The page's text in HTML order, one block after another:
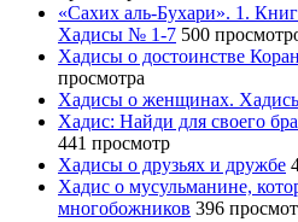
«Сахих аль-Бухари». 1.
Хадисы № 1-7 500
Хадисы о достоинстве
просмотра
Хадисы о женщинах.
Хадис: Найди для своего
441 просмотр
Хадисы о друзьях и дружбе
Хадис о мусульманине,
многобожников 396